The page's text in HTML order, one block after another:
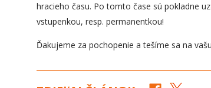
hracieho času. Po tomto čase sú pokladne
vstupenkou, resp. permanentkou!
Ďakujeme za pochopenie a tešíme sa na